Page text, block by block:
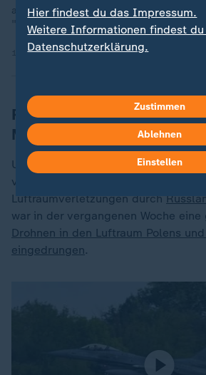
an der gesamten Nato-Ostgrenze", sagte
"maybrit illner".
18.09.2025 | 1:36 min
Russische Drohnen
Mitglieder
Unter den Verbündeten derNato
vergangenen zwei Wochen verstärkte
Luftraumverletzungen durch
war in der vergangenen Woche
Drohnen in den Luftraum Polens
eingedrungen.
Hier findest du das Impressum.
Weitere Informationen findest
Datenschutzerklärung.
Zustimmen
Ablehnen
Einstellen